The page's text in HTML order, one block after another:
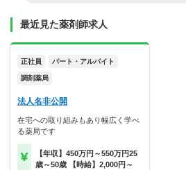
最近見た薬剤師求人
正社員 パート・アルバイト
調剤薬局
法人名非公開
在宅への取り組みもあり幅広く学べ
る薬局です
【年収】450万円～550万円25
歳～50歳 【時給】2,000円～